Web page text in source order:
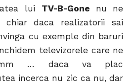
lui TV-B-Gone nu ne
daca realizatorii sai
cu exemple din baruri
televizorele care ne
… daca va plac
incerca nu zic ca nu, dar